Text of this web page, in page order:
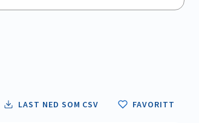
LAST NED SOM CSV FAVORITT